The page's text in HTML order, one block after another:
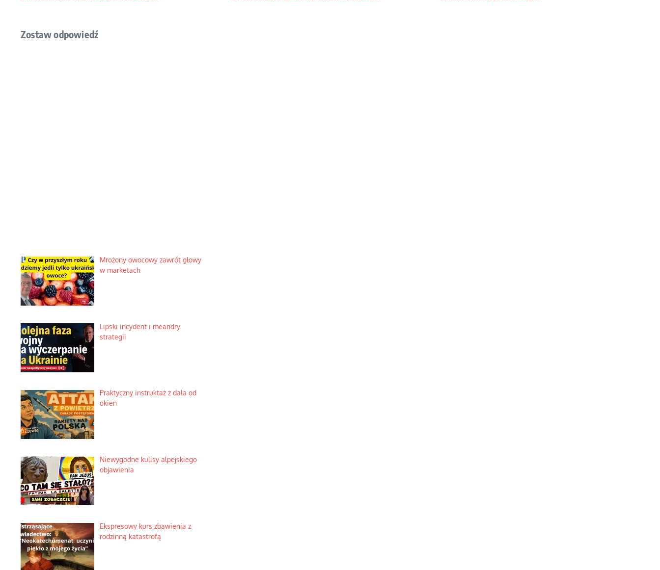
Zostaw odpowiedź
Mrożony owocowy zawrót głowy
w marketach
Lipski incydent i meandry
strategii
Praktyczny instruktaż z dala od
okien
Niewygodne kulisy alpejskiego
objawienia
Ekspresowy kurs zbawienia z
rodzinną katastrofą